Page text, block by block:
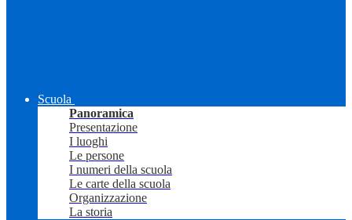
Scuola
Panoramica
Presentazione
I luoghi
Le persone
I numeri della scuola
Le carte della scuola
Organizzazione
La storia